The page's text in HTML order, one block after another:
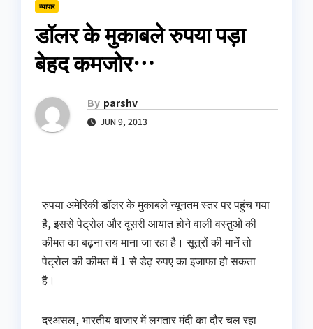
व्यापार
डॉलर के मुकाबले रुपया पड़ा
बेहद कमजोर…
By parshv
JUN 9, 2013
रुपया अमेरिकी डॉलर के मुकाबले न्‍यूनतम स्‍तर पर पहुंच गया
है, इससे पेट्रोल और दूसरी आयात होने वाली वस्‍तुओं की
कीमत का बढ़ना तय माना जा रहा है। सूत्रों की मानें तो
पेट्रोल की कीमत में 1 से डेढ़ रुपए का इजाफा हो सकता
है।
दरअसल, भारतीय बाजार में लगतार मंदी का दौर चल रहा